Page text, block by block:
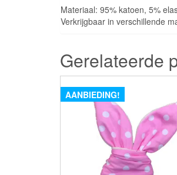
Materiaal: 95% katoen, 5%
Verkrijgbaar in verschillende
Gerelateerde
AANBIEDING!